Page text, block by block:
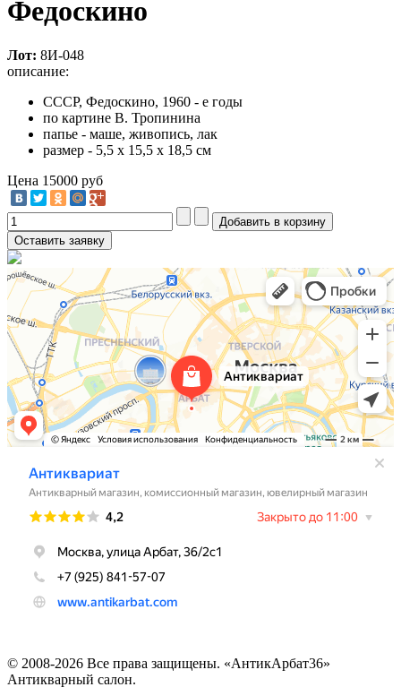
Федоскино
Лот: 8И-048
описание:
СССР, Федоскино, 1960 - е годы
по картине В. Тропинина
папье - маше, живопись, лак
размер - 5,5 х 15,5 х 18,5 см
Цена 15000 руб
© 2008-2026 Все права защищены. «АнтикАрбат36»
Антикварный салон.